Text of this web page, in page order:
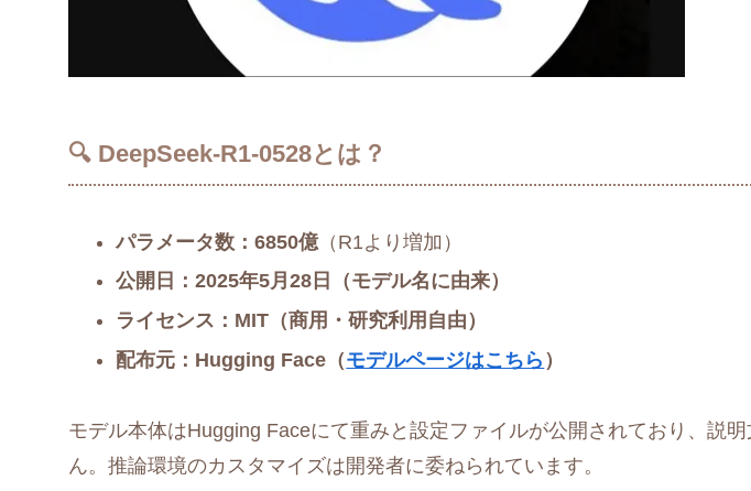
🔍 DeepSeek-R1-0528とは？
パラメータ数：6850億 （R1より増加）
公開日：2025年5月28日（モデル名に由来）
ライセンス：MIT（商用・研究利用自由）
配布元：Hugging Face（モデルページはこちら ）
モデル本体はHugging Faceにて重みと設定ファイルが公開されており、説
ん。推論環境のカスタマイズは開発者に委ねられています。